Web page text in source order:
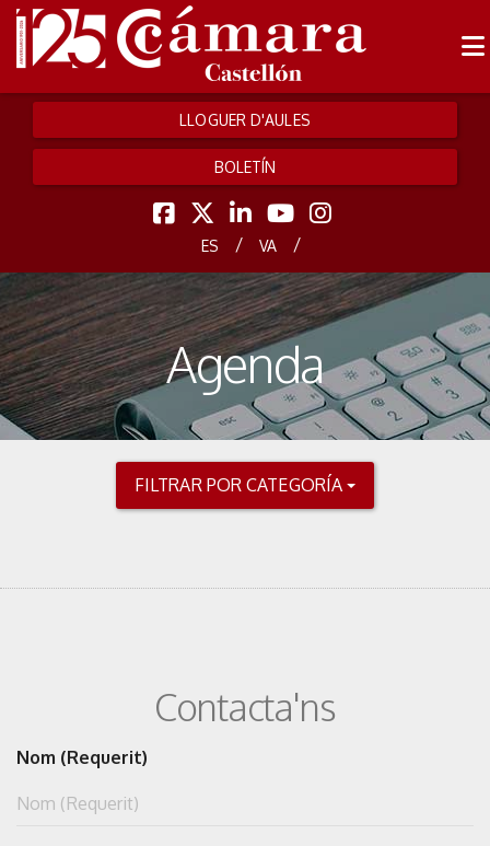
LLOGUER D'AULES
BOLETÍN
ES / VA /
Agenda
FILTRAR POR CATEGORÍA
Contacta'ns
Nom (Requerit)